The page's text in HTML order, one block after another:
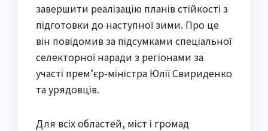
завершити реалізацію планів стійкості з
підготовки до наступної зими. Про це
він повідомив за підсумками спеціальної
селекторної наради з регіонами за
участі прем’єр-міністра Юлії Свириденко
та урядовців.
Для всіх областей, міст і громад